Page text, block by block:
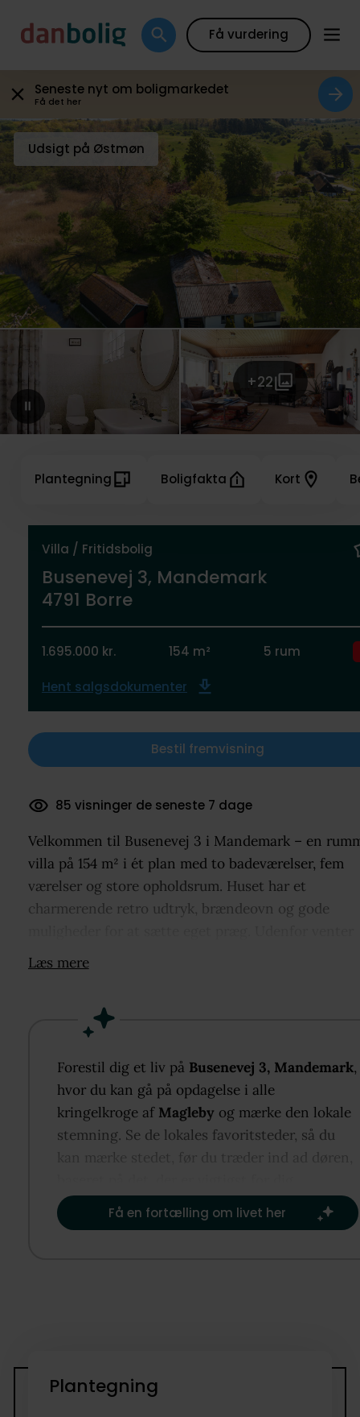
Få vurdering
Seneste nyt om boligmarkedet
Få det her
+22
Udsigt på Østmøn
Villa / Fritidsbolig
Busenevej 3, Mandemark
4791 Borre
1.695.000 kr. 154 m² 5 rum
Hent salgsdokumenter
Bestil fremvisning
Plantegning Boligfakta Kort
85 visninger de seneste 7 dage
Velkommen til Busenevej 3 i Mandemark – en
villa på 154 m² i ét plan med to badeværelser, fem
værelser og store opholdsrum. Huset har et
charmerende retro udtryk, brændeovn og gode
1.539 m² grund, 55 m² udhus og en fantastisk
sjæl, som er oplagt til en to families ejendom, da
Læs mere
Forestil dig et liv på Busenevej 3, Mandemark,
hvor du kan gå på opdagelse i alle
kringelkroge af Magleby og mærke den lokale
stemning. Se de lokales favoritsteder, så du
kan mærke stedet, før du træder ind ad døren,
Få en fortælling om livet her
Plantegning
Galleri Plantegning Boligfakta Kort